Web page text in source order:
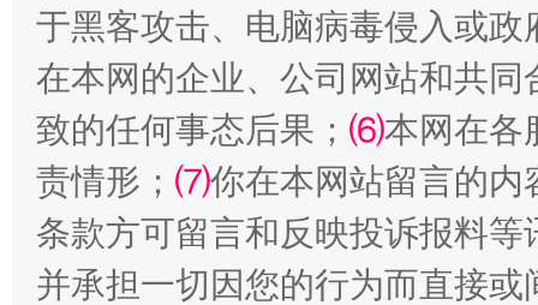
全民健身五年计划来了！等你上场
于黑客攻击、电脑病毒侵入或
在本网的企业、公司网站和共
致的任何事态后果； ⑹本网在各
责情形； ⑺你在本网站留言的内
条款方可留言和反映投诉报料
并承担一切因您的行为而直接